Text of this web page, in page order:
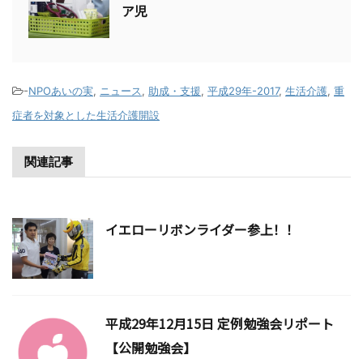
ア児
-NPOあいの実, ニュース, 助成・支援, 平成29年-2017, 生活介護, 重
症者を対象とした生活介護開設
関連記事
イエローリボンライダー参上！！
平成29年12月15日 定例勉強会リポート
【公開勉強会】